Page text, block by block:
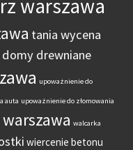
warszawa
tania wycena
domy drewniane
upoważnienie do
auta upoważnienie do złomowania
walcarka
wiercenie betonu